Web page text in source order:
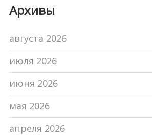
Архивы
августа 2026
июля 2026
июня 2026
мая 2026
апреля 2026